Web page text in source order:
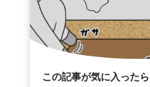
この記事が気に入った